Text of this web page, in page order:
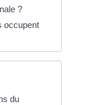
?
occupent
du